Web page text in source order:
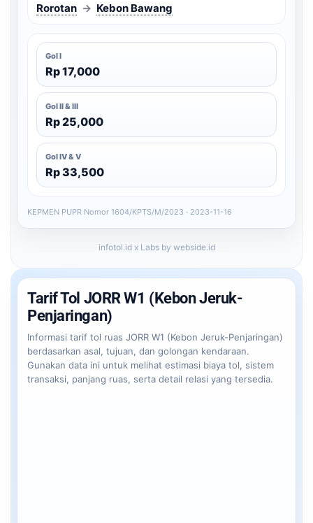
Rorotan → Kebon Bawang
Gol I
Rp 17,000
Gol II & III
Rp 25,000
Gol IV & V
Rp 33,500
KEPMEN PUPR Nomor 1604/KPTS/M/2023 · 2023-11-16
infotol.id x Labs by webside.id
Tarif Tol JORR W1 (Kebon Jeruk-
Penjaringan)
Informasi tarif tol ruas JORR W1 (Kebon Jeruk-Penjaringan)
berdasarkan asal, tujuan, dan golongan kendaraan.
Gunakan data ini untuk melihat estimasi biaya tol, sistem
transaksi, panjang ruas, serta detail relasi yang tersedia.